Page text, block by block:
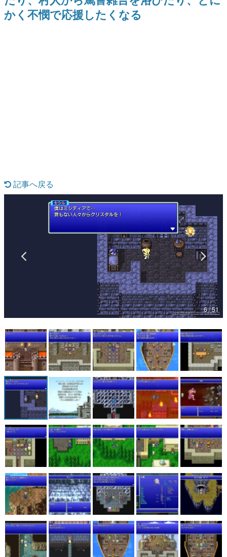
この物語を解いてはいけない。『赫本』は、〈試験問題〉
の形をした短編ホラー小説集です。
なんでゲームは面白い？
ゲーム開発者・hamatsu氏がゲームの魅力を画面や操作の
具体的な形から解き明かしていく、硬派で骨太な評論連載
です。
ゲームが変えた日本語
「経験値」「裏技」「ラスボス」… ゲームにまつわる言葉
の起源や用法の変遷を、コンピューター文化史研究家・タ
イニーP氏が徹底調査。
マンガ
女性向け
アプリレビュー
その他
電ファミニコゲーマーとは？
運営：株式会社マレ
かく不憫で応援したくなる
記事へ戻る
6 / 51